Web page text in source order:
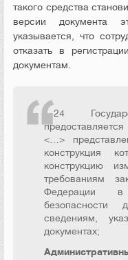
такого средства
версии документа
указывается, что
отказать в
документам.
П.24
<…>
конструкция
конструкцию
требованиям
Федерации в
безопасности
сведениям,
документах;